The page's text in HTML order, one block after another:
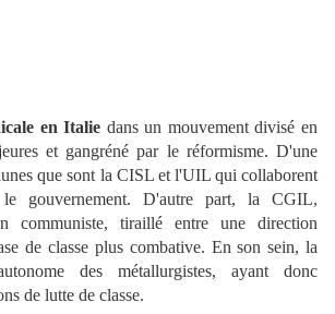
en Italie dans un mouvement divisé en
et gangréné par le réformisme. D'une
que sont la CISL et l'UIL qui collaborent
le gouvernement. D'autre part, la CGIL,
communiste, tiraillé entre une direction
de classe plus combative. En son sein, la
des métallurgistes, ayant donc
de lutte de classe.